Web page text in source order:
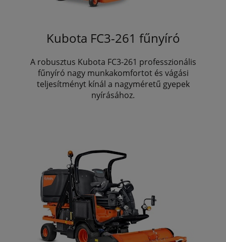
Kubota FC3-261 fűnyíró
A robusztus Kubota FC3-261 professzionális
fűnyíró nagy munkakomfortot és vágási
teljesítményt kínál a nagyméretű gyepek
nyírásához.